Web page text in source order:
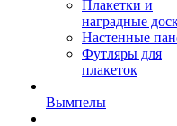
Плакетки и
наградные
Настенные
Футляры для
плакеток
Вымпелы